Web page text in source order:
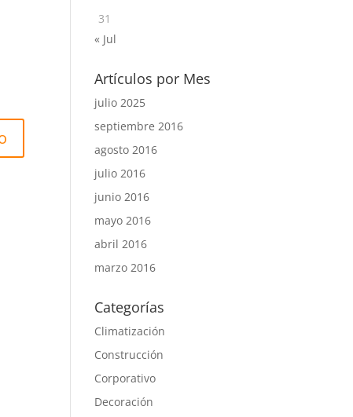
31
« Jul
Artículos por Mes
julio 2025
septiembre 2016
agosto 2016
julio 2016
junio 2016
mayo 2016
abril 2016
marzo 2016
Categorías
Climatización
Construcción
Corporativo
Decoración